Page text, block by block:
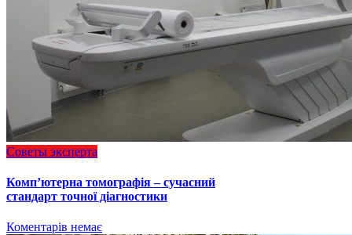
Советы эксперта
Комп’ютерна томографія – сучасний
стандарт точної діагностики
Коментарів немає